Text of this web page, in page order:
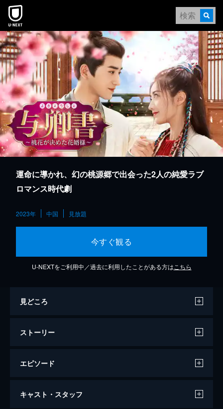
本文へスキップ
運命に導かれ、幻の桃源郷で出会った2人の純愛ラブ
ロマンス時代劇
2023年 中国 見放題
今すぐ観る
U-NEXTをご利用中／過去に利用したことがある方は こちら
見どころ
ストーリー
エピソード
第1話
キャスト・スタッフ